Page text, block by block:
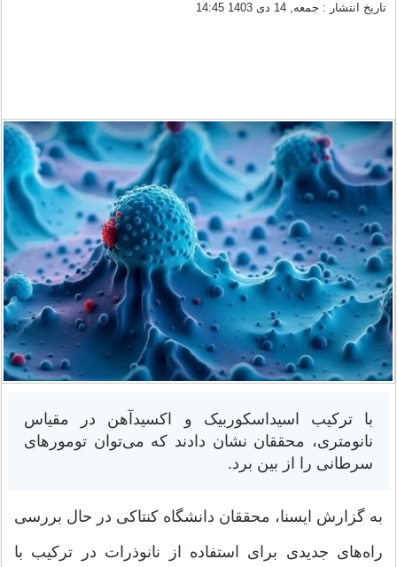
تاریخ انتشار : جمعه, 14 دی 1403 14:45
با ترکیب اسیداسکوربیک و اکسیدآهن در مقیاس
نانومتری، محققان نشان دادند که می‌توان تومورهای
سرطانی را از بین برد.
به گزارش ایسنا،‌ محققان دانشگاه کنتاکی در حال بررسی
راه‌های جدیدی برای استفاده از نانوذرات در ترکیب با